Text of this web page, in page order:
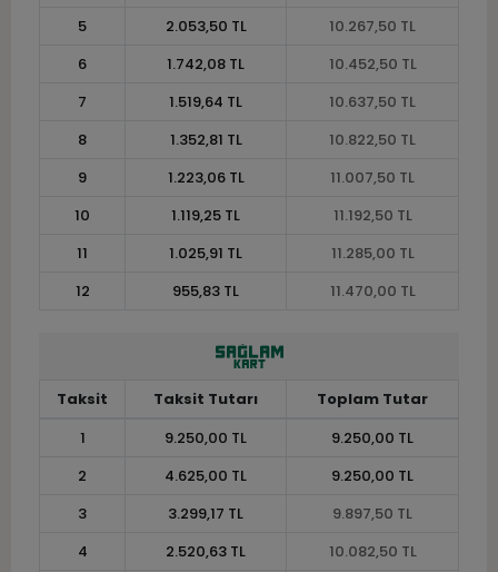
5
2.053,50 TL
10.267,50 TL
6
1.742,08 TL
10.452,50 TL
7
1.519,64 TL
10.637,50 TL
8
1.352,81 TL
10.822,50 TL
9
1.223,06 TL
11.007,50 TL
10
1.119,25 TL
11.192,50 TL
11
1.025,91 TL
11.285,00 TL
12
955,83 TL 11.470,00 TL
Taksit Taksit Tutarı
Toplam Tutar
1
9.250,00 TL
9.250,00 TL
2
4.625,00 TL
9.250,00 TL
3
3.299,17 TL
9.897,50 TL
4
2.520,63 TL
10.082,50 TL